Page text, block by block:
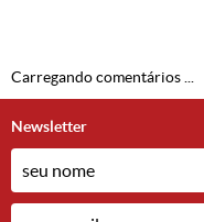
Carregando comentários ...
Newsletter